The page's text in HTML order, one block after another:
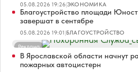
05.08.2026 19:26|ЭКОНОМИКА
Благоустройство площади
завершат в сентябре
05.08.2026 19:01|БЛАГОУСТРОЙСТВО
Реклама
В Ярославской области начнут
пожарных автоцистерн